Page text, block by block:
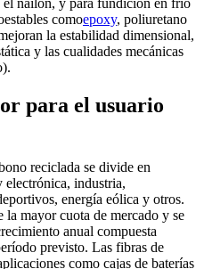
el nailon, y para fundición en frío
comoepoxy, poliuretano
la estabilidad dimensional,
y las cualidades mecánicas
para el usuario
reciclada se divide en
electrónica, industria,
energía eólica y otros.
la mayor cuota de mercado y se
anual compuesta
previsto. Las fibras de
como cajas de baterías